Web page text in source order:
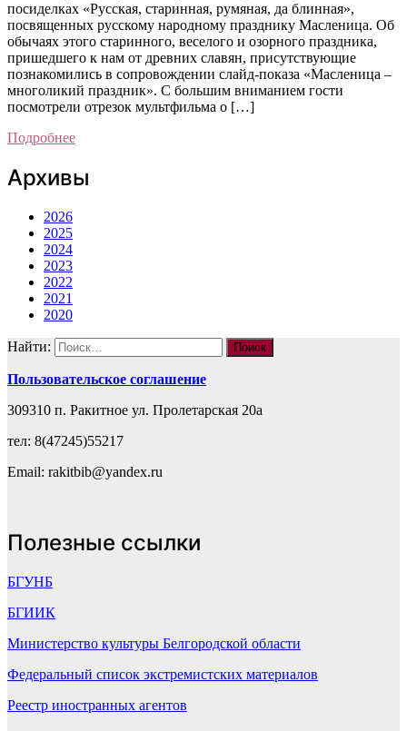
посиделках «Русская, старинная, румяная, да блинная»,
посвященных русскому народному празднику Масленица. Об
обычаях этого старинного, веселого и озорного праздника,
пришедшего к нам от древних славян, присутствующие
познакомились в сопровождении слайд-показа «Масленица –
многоликий праздник». С большим вниманием гости
посмотрели отрезок мультфильма о […]
Подробнее
Архивы
2026
2025
2024
2023
2022
2021
2020
Найти:
Пользовательское соглашение
309310 п. Ракитное ул. Пролетарская 20а
тел: 8(47245)55217
Email: rakitbib@yandex.ru
Полезные ссылки
БГУНБ
БГИИК
Министерство культуры Белгородской области
Федеральный список экстремистских материалов
Реестр иностранных агентов